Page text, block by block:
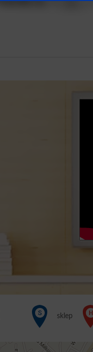
sklep